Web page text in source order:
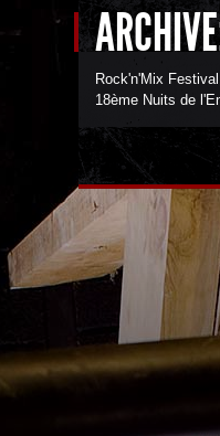
Rock'n'Mix Festival
18ème Nuits de